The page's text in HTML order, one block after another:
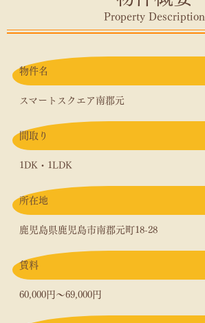
Property Description
物件名
スマートスクエア南郡元
間取り
1DK・1LDK
所在地
鹿児島県鹿児島市南郡元町18-28
賃料
60,000円～69,000円